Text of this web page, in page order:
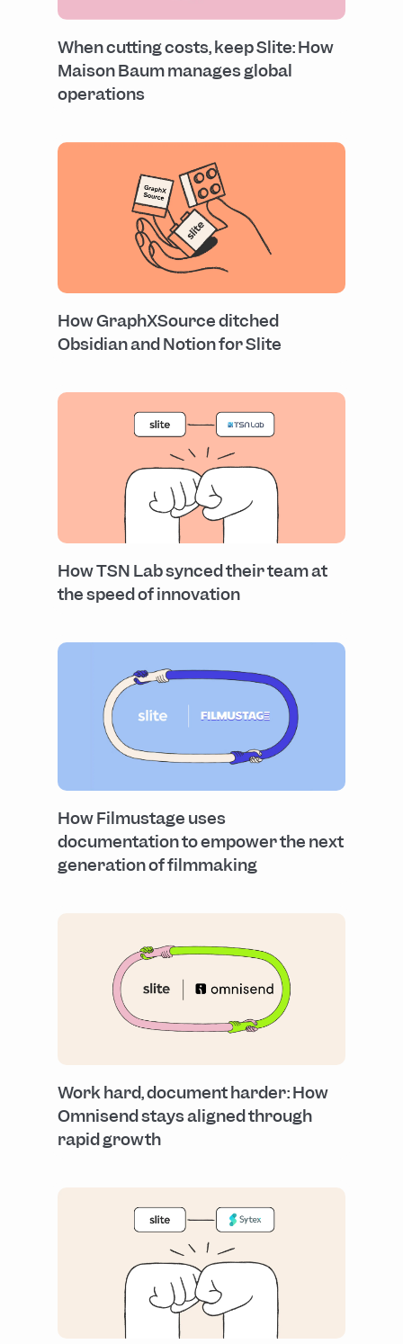
When cutting costs, keep Slite: How
Maison Baum manages global
operations
How GraphXSource ditched
Obsidian and Notion for Slite
How TSN Lab synced their team at
the speed of innovation
How Filmustage uses
documentation to empower the next
generation of filmmaking
Work hard, document harder: How
Omnisend stays aligned through
rapid growth